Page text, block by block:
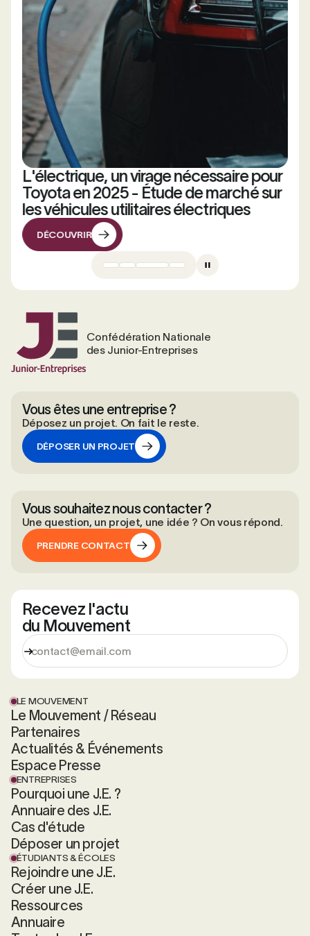
L'électrique, un virage nécessaire pour
Toyota en 2025 - Étude de marché sur
les véhicules utilitaires électriques
DÉCOUVRIR
Confédération Nationale
des Junior-Entreprises
Vous êtes une entreprise ?
Déposez un projet. On fait le reste.
DÉPOSER UN PROJET
Vous souhaitez nous contacter ?
Une question, un projet, une idée ? On vous répond.
PRENDRE CONTACT
Recevez l'actu
du Mouvement
LE MOUVEMENT
Le Mouvement / Réseau
Partenaires
Actualités & Événements
Espace Presse
ENTREPRISES
Pourquoi une J.E. ?
Annuaire des J.E.
Cas d'étude
Déposer un projet
ÉTUDIANTS & ÉCOLES
Rejoindre une J.E.
Créer une J.E.
Ressources
Annuaire